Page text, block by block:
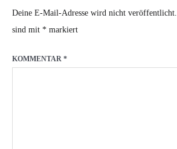
Deine E-Mail-Adresse wird nicht veröffentlicht.
sind mit * markiert
KOMMENTAR *